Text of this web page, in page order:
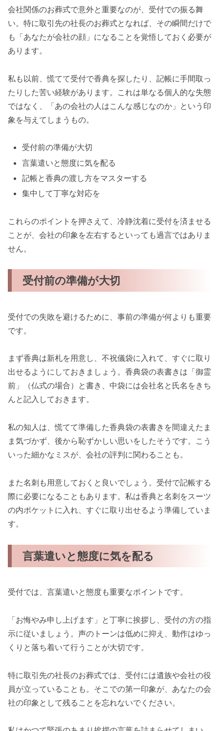
会社関係のお葬式で意外と重要なのが、受付での振る舞
い。特に取引先の社長のお葬式となれば、その瞬間だけで
も「あなたが会社の顔」になることを覚悟しておく必要が
あります。
私も以前、慌てて受付で香典を探したり、記帳に手間取っ
たりした苦い経験があります。これは単なる個人的な失態
ではなく、「あの会社の人はこんな感じなのか」という印
象を与えてしまうもの。
受付前の準備が大切
言葉遣いと態度に気を配る
記帳と香典の渡し方をマスターする
集中して丁寧な対応を
これらのポイントを押さえて、冷静沈着に受付を済ませる
ことが、会社の印象を左右するといっても過言ではありま
せん。
受付前の準備が大切
受付での失敗を避けるために、事前の準備が何よりも重要
です。
まず香典は新札を用意し、不祝儀袋に入れて、すぐに取り
出せるようにしておきましょう。香典袋の表書きは「御霊
前」（仏式の場合）と書き、中袋には会社名と氏名をきち
んと記入しておきます。
私の知人は、慌てて準備した香典袋の表書きを間違えたま
ま気づかず、後から恥ずかしい思いをしたそうです。こう
いった細かなミスが、会社の評判に関わることも。
また名刺も用意しておくと良いでしょう。受付で記帳する
際に必要になることもあります。私は香典と名刺をスーツ
の内ポケットに入れ、すぐに取り出せるよう準備していま
す。
言葉遣いと態度に気を配る
受付では、言葉遣いと態度も重要なポイントです。
「お悔やみ申し上げます」と丁寧に挨拶し、受付の方の指
示に従いましょう。声のトーンは低めに抑え、動作はゆっ
くりと落ち着いて行うことが大切です。
特に取引先の社長のお葬式では、受付には遺族や会社の役
員が立っていることも。そこでの第一印象が、あなたの会
社の印象として残ることを忘れないでください。